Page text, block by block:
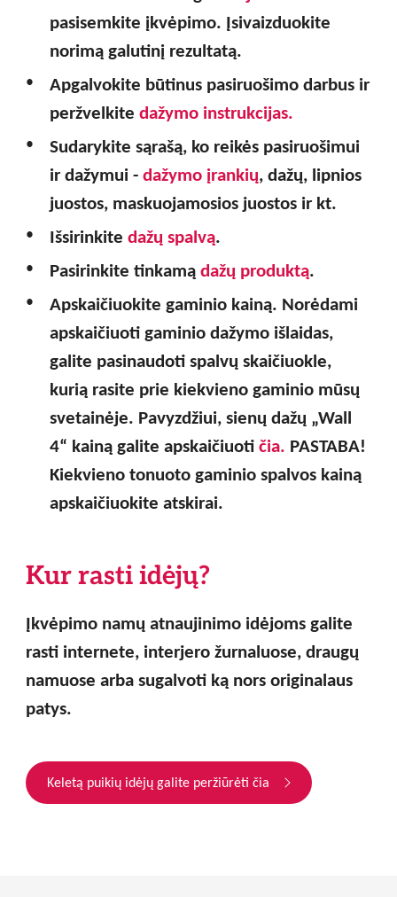
pasisemkite įkvėpimo. Įsivaizduokite
norimą galutinį rezultatą.
Apgalvokite būtinus pasiruošimo darbus ir
peržvelkite dažymo instrukcijas.
Sudarykite sąrašą, ko reikės pasiruošimui
ir dažymui -dažymo įrankių, dažų, lipnios
juostos, maskuojamosios juostos ir kt.
Išsirinkite dažų spalvą.
Pasirinkite tinkamądažų produktą.
Apskaičiuokite gaminio kainą. Norėdami
apskaičiuoti gaminio dažymo išlaidas,
galite pasinaudoti spalvų skaičiuokle,
kurią rasite prie kiekvieno gaminio mūsų
svetainėje. Pavyzdžiui, sienų dažų „Wall
4“ kainą galite apskaičiuotičia. PASTABA!
Kiekvieno tonuoto gaminio spalvos kainą
apskaičiuokite atskirai.
Kur rasti idėjų?
Įkvėpimo namų atnaujinimo idėjoms galite
rasti internete, interjero žurnaluose, draugų
namuose arba sugalvoti ką nors originalaus
patys.
Keletą puikių idėjų galite peržiūrėti čia